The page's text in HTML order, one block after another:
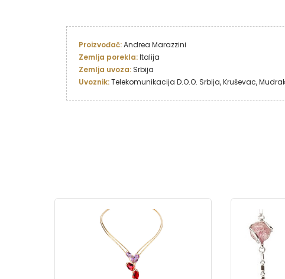
Proizvođač:
Zemlja porekla: Italija
Zemlja uvoza:
Uvoznik: Telekomunikacija D.O.O. Srbija, Kruševac,